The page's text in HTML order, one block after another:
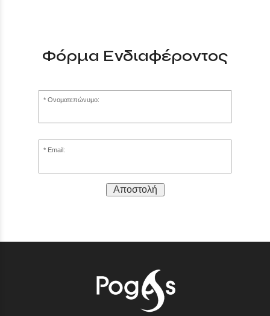
Φόρμα Ενδιαφέροντος
Ονοματεπώνυμο:
Email:
Αποστολή